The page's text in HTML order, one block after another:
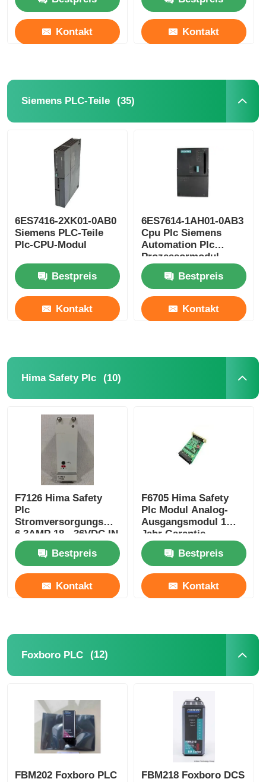
Kontakt Kontakt
Siemens PLC-Teile (35)
6ES7416-2XK01-0AB0
Siemens PLC-Teile
Plc-CPU-Modul
Bestpreis
Kontakt
6ES7614-1AH01-0AB3
Cpu Plc Siemens
Automation Plc
Prozessormodul
Bestpreis
Kontakt
Hima Safety Plc (10)
F7126 Hima Safety
Plc
Stromversorgungsmodul
6.3AMP 18 - 36VDC IN
24VDC OUT
Bestpreis
Kontakt
F6705 Hima Safety
Plc Modul Analog-
Ausgangsmodul 1
Jahr Garantie
Bestpreis
Kontakt
Foxboro PLC (12)
FBM202 Foxboro PLC
FBM218 Foxboro DCS